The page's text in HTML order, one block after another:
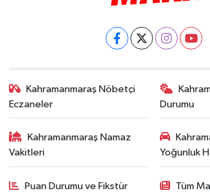
Kahramanmaraş Nöbetçi
Eczaneler
Durumu
Kahramanmaraş Namaz
Vakitleri
Yoğunluk
Puan Durumu ve Fikstür Tüm